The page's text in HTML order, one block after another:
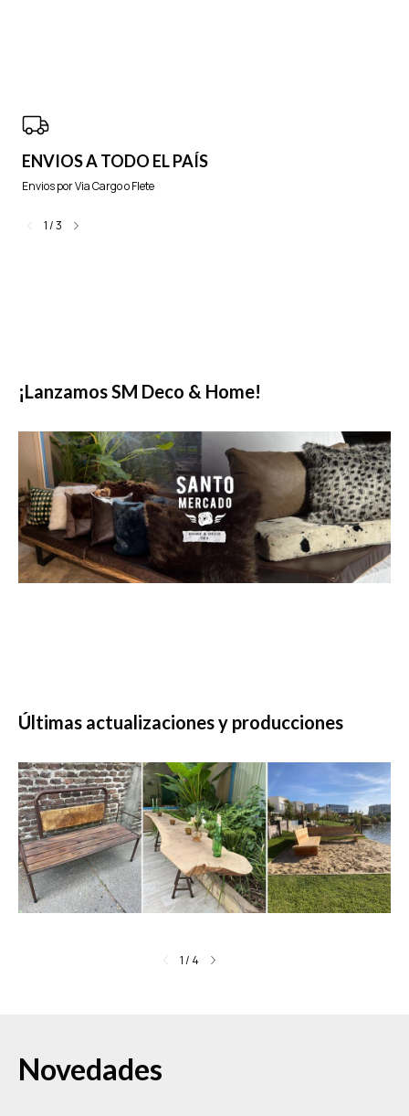
ENVIOS A TODO EL PAÍS
Envios por Via Cargo o Flete
1/3
¡Lanzamos SM Deco & Home!
Últimas actualizaciones y producciones
1/ 4
Novedades